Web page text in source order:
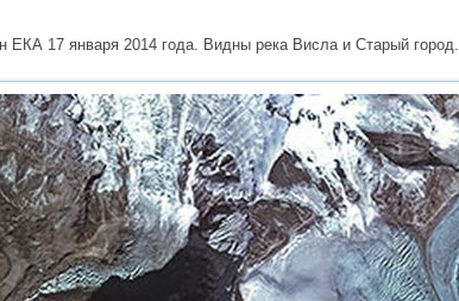
ЕКА 17 января 2014 года. Видны река Висла и Старый город.